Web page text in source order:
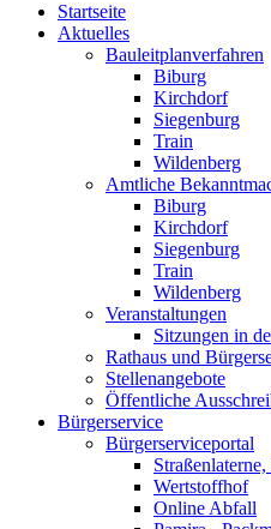
Startseite
Aktuelles
Bauleitplanverfahren
Biburg
Kirchdorf
Siegenburg
Train
Wildenberg
Amtliche
Biburg
Kirchdorf
Siegenburg
Train
Wildenberg
Veranstaltungen
Sitzungen in
Rathaus und
Stellenangebote
Öffentliche
Bürgerservice
Bürgerserviceportal
Wertstoffhof
Online Abfall